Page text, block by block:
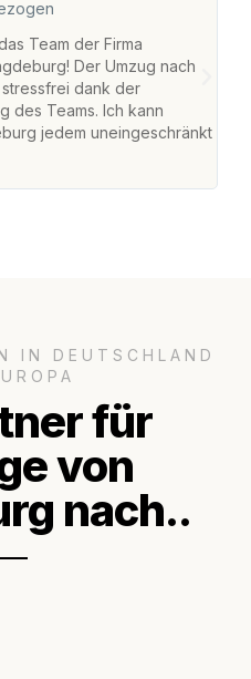
Team der Firma
Der Umzug nach
dank der
des Teams. Ich kann
jedem uneingeschränkt
IN DEUTSCHLAND
für
von
nach..